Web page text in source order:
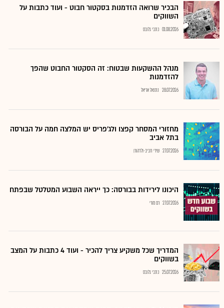
הבכיר שרואה הזדמנות בסקטור חבוט - ועוד כתבות על
השווקים
01.08.2026 כתבי גלובס
מנהל ההשקעות שבטוח: זה הסקטור החבוט שהפך
להזדמנות
28.07.2026 נתנאל אריאל
מחזורי המסחר קפצו ולג'פריס יש המלצה חמה על הבורסה
בתל אביב
27.07.2026 שירי חביב-ולדהורן
היכונו לירידות בבורסה: כך ייראה השבוע המטלטל שבפתח
27.07.2026 רם מורי
המדריך שכל משקיע צריך להכיר - ועוד 4 כתבות על המצב
בשווקים
25.07.2026 כתבי גלובס